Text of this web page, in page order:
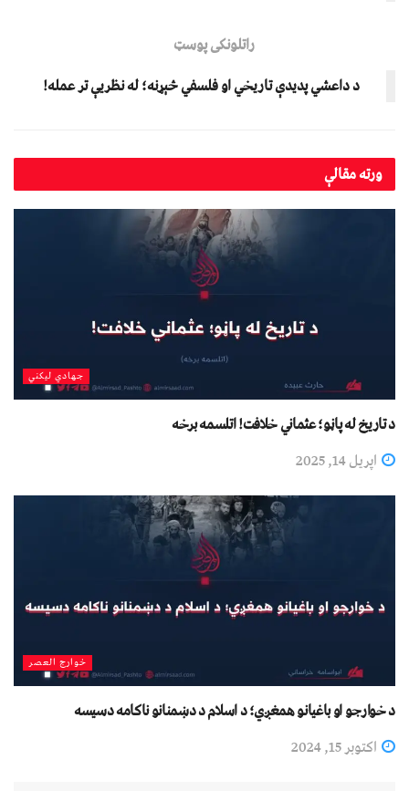
راتلونکی پوسټ
د داعشي پدیدې تاریخي او فلسفي څېړنه؛ له نظریې تر عمله!
ورتهمقالې
جهادي لیکني
د تاریخ له پاڼو؛ عثماني خلافت! اتلسمه برخه
اپریل 14, 2025
خوارج العصر
د خوارجو او باغیانو همغږي؛ د اسلام د دښمنانو ناکامه دسیسه
اکتوبر 15, 2024